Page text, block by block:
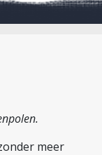
meer